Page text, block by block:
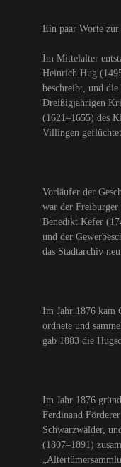
Ein paar Worte zur
Im Mittelalter
Heinrich Hug
beschreibt, und die
Dreißigjährigen
(1621–1655) des
Villingen
Vorläufer der
war der Freiburger
Benedikt Kefer
und der
das Stadtarchiv
Im Jahr 1876 kam
ordnete und
gab 1883 die
Im Jahr 1876
Ferdinand
Schwarzwälder,
(1807–1891)